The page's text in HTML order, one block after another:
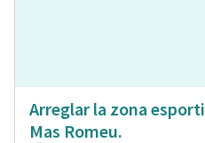
Arreglar la zona
Mas Romeu.